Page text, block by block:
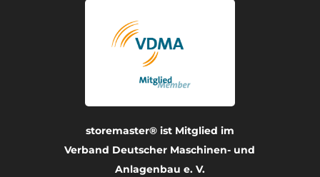
storemaster® ist Mitglied im
Verband Deutscher Maschinen- und
Anlagenbau e. V.